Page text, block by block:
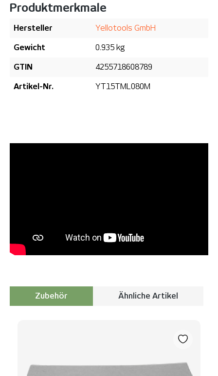
Produktmerkmale
Hersteller Yellotools GmbH
Gewicht 0.935 kg
GTIN 4255718608789
Artikel-Nr. YT15TML080M
Zubehör
Ähnliche Artikel